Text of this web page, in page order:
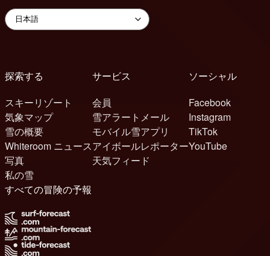
探索する
スキーリゾート
気象マップ
雪の概要
Whiteroom ニュース
写真
私の雪
サービス
会員
雪アラートメール
モバイル雪アプリ
アイボールレポーター
天気フィード
ソーシャル
Facebook
Instagram
TikTok
YouTube
すべての冒険の予報